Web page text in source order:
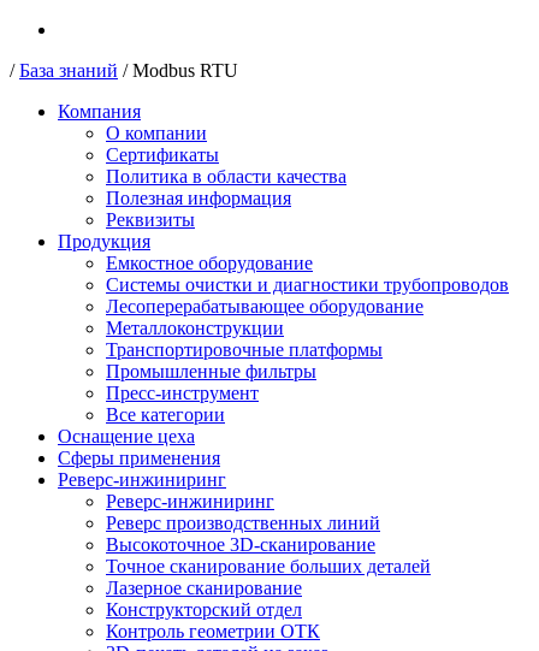
/База знаний /Modbus RTU
Компания
О компании
Сертификаты
Политика в области качества
Полезная информация
Реквизиты
Продукция
Емкостное оборудование
Системы очистки и диагностики трубопроводов
Лесоперерабатывающее оборудование
Металлоконструкции
Транспортировочные платформы
Промышленные фильтры
Пресс-инструмент
Все категории
Оснащение цеха
Сферы применения
Реверс-инжиниринг
Реверс-инжиниринг
Реверс производственных линий
Высокоточное 3D-сканирование
Точное сканирование больших деталей
Лазерное сканирование
Конструкторский отдел
Контроль геометрии ОТК